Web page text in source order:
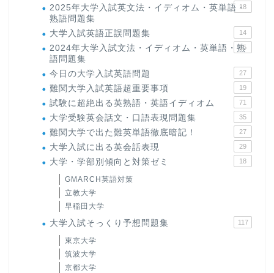
2025年大学入試英文法・イディオム・英単語・
熟語問題集
18
大学入試英語正誤問題集 14
2024年大学入試文法・イディオム・英単語・熟
語問題集
15
今日の大学入試英語問題 27
難関大学入試英語超重要事項 19
試験に超絶出る英熟語・英語イディオム 71
大学受験英会話文・口語表現問題集 35
難関大学で出た難英単語徹底暗記！ 27
大学入試に出る英会話表現 29
大学・学部別傾向と対策ゼミ 18
GMARCH英語対策
立教大学
早稲田大学
大学入試そっくり予想問題集 117
東京大学
筑波大学
京都大学